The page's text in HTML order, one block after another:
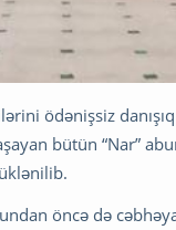
ödənişsiz
bütün “Nar”
öncə də